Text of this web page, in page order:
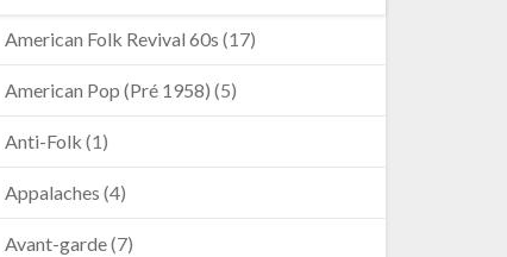
American Folk Revival 60s (17)
American Pop (Pré 1958) (5)
Anti-Folk (1)
Appalaches (4)
Avant-garde(7)